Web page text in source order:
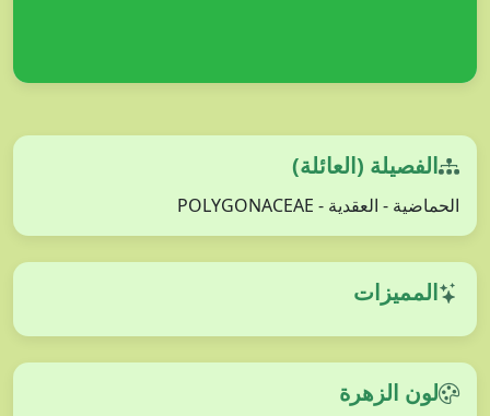
الفصيلة (العائلة)
الحماضية - العقدية - POLYGONACEAE
المميزات
لون الزهرة